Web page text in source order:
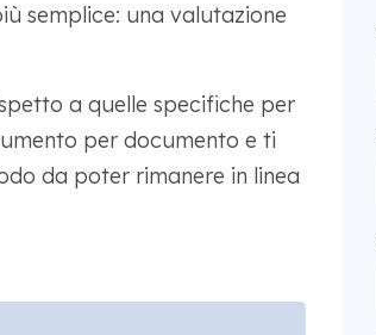
semplice: una valutazione
a quelle specifiche per
per documento e ti
da poter rimanere in linea